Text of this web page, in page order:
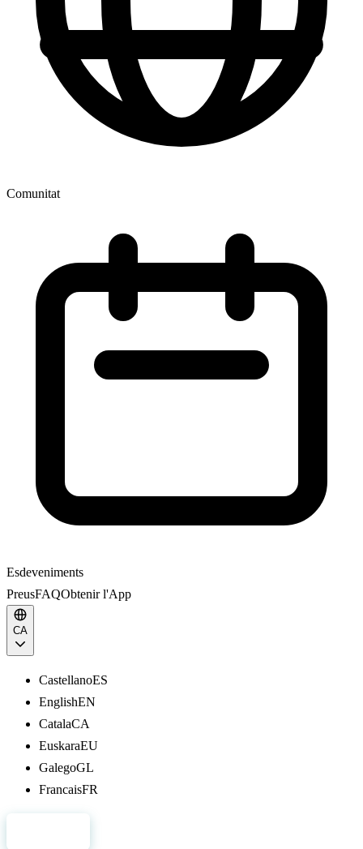
Comunitat
Esdeveniments
PreusFAQObtenir l'App
CA
CastellanoES
EnglishEN
CatalaCA
EuskaraEU
GalegoGL
FrancaisFR